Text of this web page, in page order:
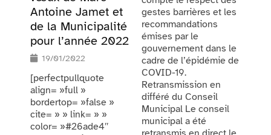
Antoine Jamet et
de la Municipalité
pour l’année 2022
19/01/2022
[perfectpullquote
align= »full »
bordertop= »false »
cite= » » link= » »
color= »#26ade4″
gestes barrières et les
recommandations
émises par le
gouvernement dans le
cadre de l’épidémie de
COVID-19.
Retransmission en
différé du Conseil
Municipal Le conseil
municipal a été